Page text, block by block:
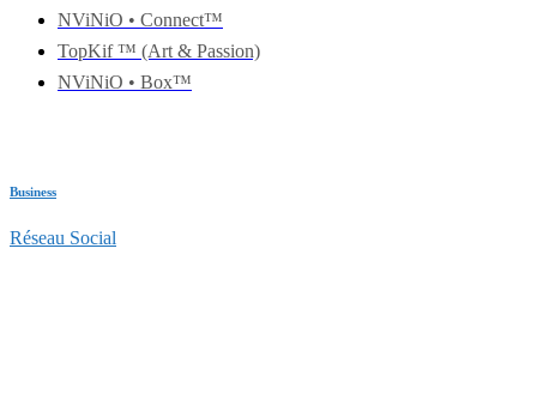
NViNiO • Connect™
TopKif ™ (Art & Passion)
NViNiO • Box™
Business
Réseau Social